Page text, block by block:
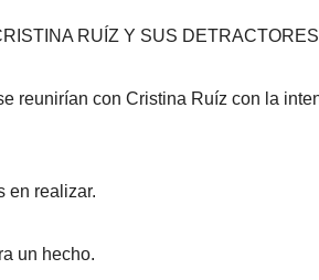
RUÍZ Y SUS
reunirían con Cristina Ruíz con la
en realizar.
un hecho.